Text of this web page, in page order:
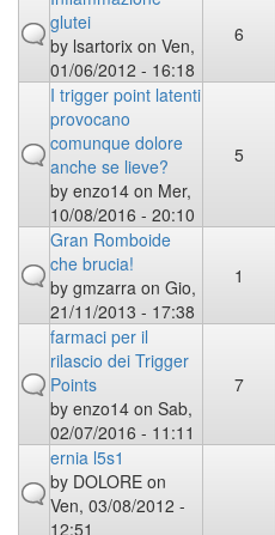
glutei
by lsartorix on Ven,
01/06/2012 - 16:18
6
I trigger point latenti
provocano
comunque dolore
anche se lieve?
by enzo14 on Mer,
10/08/2016 - 20:10
5
Gran Romboide
che brucia!
by gmzarra on Gio,
21/11/2013 - 17:38
1
farmaci per il
rilascio dei Trigger
Points
by enzo14 on Sab,
02/07/2016 - 11:11
7
ernia l5s1
by DOLORE on
Ven, 03/08/2012 -
12:51